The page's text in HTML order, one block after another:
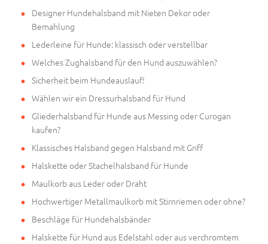
Designer Hundehalsband mit Nieten Dekor oder
Bemahlung
Lederleine für Hunde: klassisch oder verstellbar
Welches Zughalsband für den Hund auszuwählen?
Sicherheit beim Hundeauslauf!
Wählen wir ein Dressurhalsband für Hund
Gliederhalsband für Hunde aus Messing oder Curogan
kaufen?
Klassisches Halsband gegen Halsband mit Griff
Halskette oder Stachelhalsband für Hunde
Maulkorb aus Leder oder Draht
Hochwertiger Metallmaulkorb mit Stirnriemen oder ohne?
Beschläge für Hundehalsbänder
Halskette für Hund aus Edelstahl oder aus verchromtem